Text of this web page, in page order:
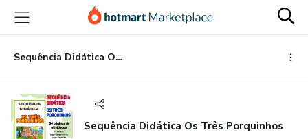
para
conteúdo
principal
para
pagamento
para
rodapé
Sequência Didática Os Três Porquinhos
Sequência Didática Os Três Porquinhos